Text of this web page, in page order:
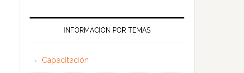
web
INFORMACIÓN POR TEMAS
Capacitación